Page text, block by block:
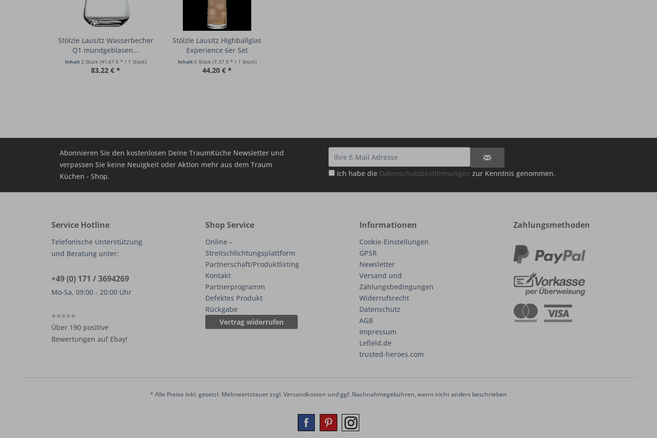
Stölzle Lausitz Wasserbecher
Q1 mundgeblasen...
Inhalt 2 Stück (41,61 € * / 1 Stück)
83,22 € *
Stölzle Lausitz Highballglas
Experience 6er Set
Inhalt 6 Stück (7,37 € * / 1 Stück)
44,20 € *
Abonnieren Sie den kostenlosen Deine TraumKüche Newsletter und
verpassen Sie keine Neuigkeit oder Aktion mehr aus dem Traum
Küchen - Shop.
Ich habe die Datenschutzbestimmungen zur Kenntnis genommen.
Service Hotline
Telefonische Unterstützung
und Beratung unter:
+49 (0) 171 / 3694269
Mo-Sa, 09:00 - 20:00 Uhr
⭐⭐⭐⭐⭐
Über 190 positive
Bewertungen auf Ebay!
Shop Service
Online –
Streitschlichtungsplattform
Partnerschaft/Produktlisting
Kontakt
Partnerprogramm
Defektes Produkt
Rückgabe
Vertrag widerrufen
Informationen
Cookie-Einstellungen
GPSR
Newsletter
Versand und
Zahlungsbedingungen
Widerrufsrecht
Datenschutz
AGB
Impressum
Lefield.de
trusted-heroes.com
Zahlungsmethoden
* Alle Preise inkl. gesetzl. Mehrwertsteuer zzgl.Versandkosten und ggf. Nachnahmegebühren, wenn nicht anders beschrieben